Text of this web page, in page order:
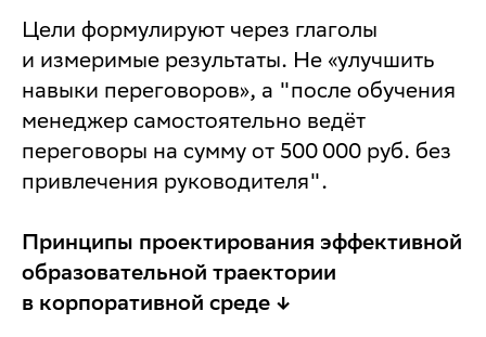
Цели формулируют через глаголы
и измеримые результаты. Не «улучшить
навыки переговоров», а "после обучения
менеджер самостоятельно ведёт
переговоры на сумму от 500 000 руб. без
привлечения руководителя".
Принципы проектирования эффективной
образовательной траектории
в корпоративной среде ↓